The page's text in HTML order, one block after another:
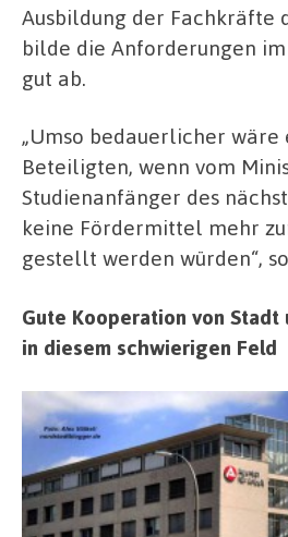
Ausbildung der Fachkräfte
bilde die Anforderungen
gut ab.
„Umso bedauerlicher
Beteiligten, wenn vom
Studienanfänger des
keine Fördermittel mehr
gestellt werden würden“,
Gute Kooperation von
in diesem schwierigen Feld